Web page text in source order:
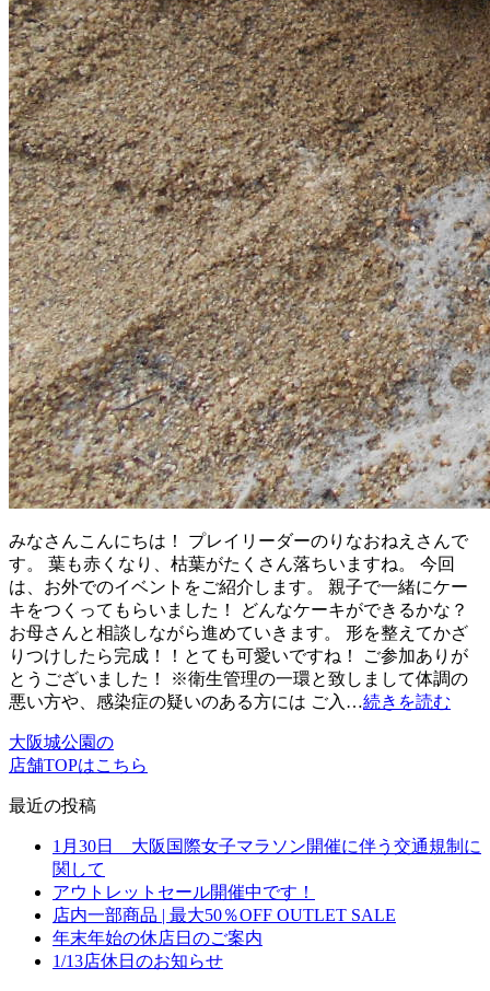
みなさんこんにちは！ プレイリーダーのりなおねえさんで
す。 葉も赤くなり、枯葉がたくさん落ちいますね。 今回
は、お外でのイベントをご紹介します。 親子で一緒にケー
キをつくってもらいました！ どんなケーキができるかな？
お母さんと相談しながら進めていきます。 形を整えてかざ
りつけしたら完成！！とても可愛いですね！ ご参加ありが
とうございました！ ※衛生管理の一環と致しまして体調の
悪い方や、感染症の疑いのある方には ご入…続きを読む
大阪城公園の
店舗TOPはこちら
最近の投稿
1月30日 大阪国際女子マラソン開催に伴う交通規制に
関して
アウトレットセール開催中です！
店内一部商品 | 最大50％OFF OUTLET SALE
年末年始の休店日のご案内
1/13店休日のお知らせ